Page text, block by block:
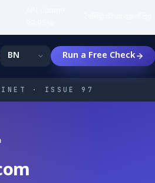
Run a Free Check
· ISSUE 97